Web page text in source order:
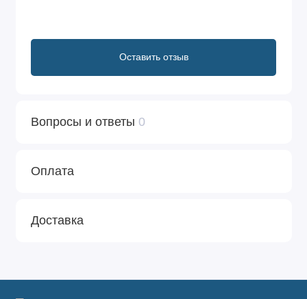
Оставить отзыв
Вопросы и ответы 0
Оплата
Доставка